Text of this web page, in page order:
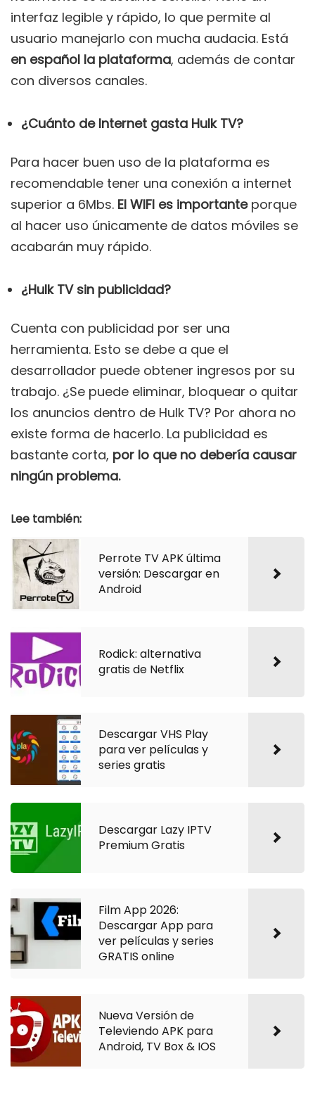
interfaz legible y rápido, lo que permite al
usuario manejarlo con mucha audacia. Está
en español la plataforma, además de contar
con diversos canales.
¿Cuánto de Internet gasta Hulk TV?
Para hacer buen uso de la plataforma es
recomendable tener una conexión a internet
superior a 6Mbs. El WIFI es importanteporque
al hacer uso únicamente de datos móviles se
acabarán muy rápido.
¿Hulk TV sin publicidad?
Cuenta con publicidad por ser una
herramienta. Esto se debe a que el
desarrollador puede obtener ingresos por su
trabajo. ¿Se puede eliminar, bloquear o quitar
los anuncios dentro de Hulk TV? Por ahora no
existe forma de hacerlo. La publicidad es
bastante corta, por lo que no debería causar
ningún problema.
Lee también:
Perrote TV APK última
versión: Descargar en
Android
Rodick: alternativa
gratis de Netflix
Descargar VHS Play
para ver películas y
series gratis
Descargar Lazy IPTV
Premium Gratis
Film App 2026:
Descargar App para
ver películas y series
GRATIS online
Nueva Versión de
Televiendo APK para
Android, TV Box & IOS